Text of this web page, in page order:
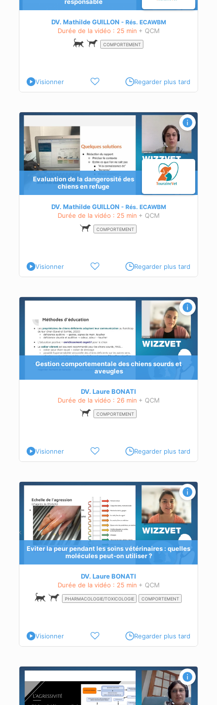
DV. Mathilde GUILLON Rés. ECAWBM
Durée de la vidéo : 25 min + QCM
COMPORTEMENT
Visionner Regarder plus tard
Evaluation de la dangerosité des
chiens en refuge
DV. Mathilde GUILLON Rés. ECAWBM
Durée de la vidéo : 25 min + QCM
COMPORTEMENT
Visionner Regarder plus tard
Gestion comportementale des chiens sourds et
aveugles
DV. Laure BONATI
Durée de la vidéo : 26 min + QCM
COMPORTEMENT
Visionner Regarder plus tard
Eviter la peur pendant les soins vétérinaires : quelles
molécules peut-on utiliser ?
DV. Laure BONATI
Durée de la vidéo : 25 min + QCM
PHARMACOLOGIE/TOXICOLOGIE COMPORTEMENT
Visionner Regarder plus tard